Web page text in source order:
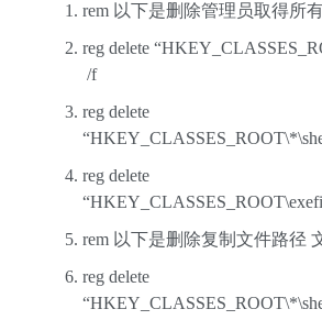
rem 以下是删除管理员取得所
reg delete
/f
reg delete
reg delete
rem 以下是删除复制文件路径
reg delete